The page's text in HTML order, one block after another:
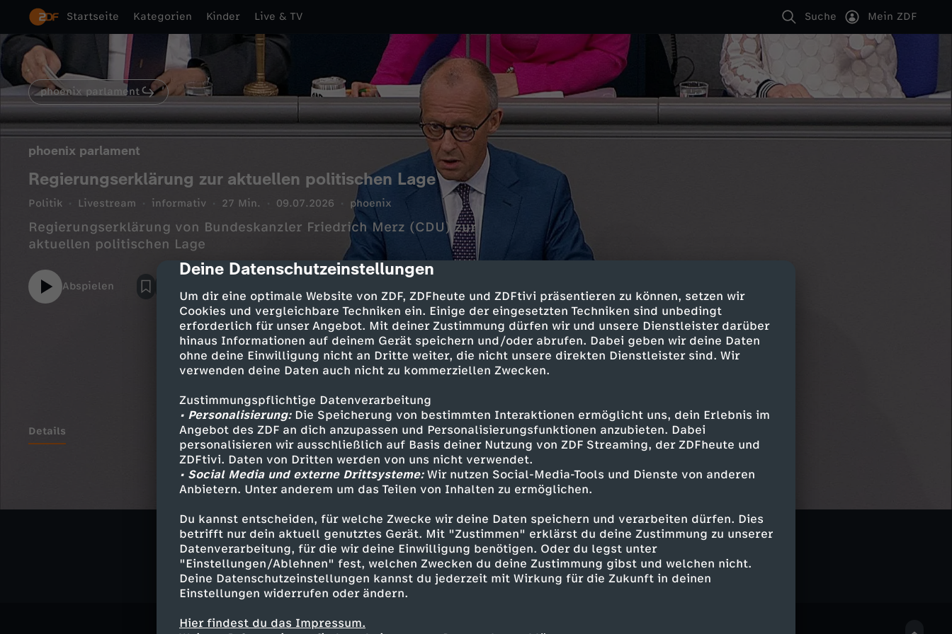
cmp-dialog-description
Deine Datenschutzeinstellungen
Um dir eine optimale Website von ZDF, ZDFheute und ZDFtivi präsentieren zu können, setzen wir
Cookies und vergleichbare Techniken ein. Einige der eingesetzten Techniken sind unbedingt
erforderlich für unser Angebot. Mit deiner Zustimmung dürfen wir und unsere Dienstleister darüber
hinaus Informationen auf deinem Gerät speichern und/oder abrufen. Dabei geben wir deine Daten
ohne deine Einwilligung nicht an Dritte weiter, die nicht unsere direkten Dienstleister sind. Wir
verwenden deine Daten auch nicht zu kommerziellen Zwecken.
Zustimmungspflichtige Datenverarbeitung
• Personalisierung:Die Speicherung von bestimmten Interaktionen ermöglicht uns, dein Erlebnis im
Angebot des ZDF an dich anzupassen und Personalisierungsfunktionen anzubieten. Dabei
personalisieren wir ausschließlich auf Basis deiner Nutzung von ZDF Streaming, der ZDFheute und
ZDFtivi. Daten von Dritten werden von uns nicht verwendet.
• Social Media und externe Drittsysteme:Wir nutzen Social-Media-Tools und Dienste von anderen
Anbietern. Unter anderem um das Teilen von Inhalten zu ermöglichen.
Du kannst entscheiden, für welche Zwecke wir deine Daten speichern und verarbeiten dürfen. Dies
betrifft nur dein aktuell genutztes Gerät. Mit "Zustimmen" erklärst du deine Zustimmung zu unserer
Datenverarbeitung, für die wir deine Einwilligung benötigen. Oder du legst unter
"Einstellungen/Ablehnen" fest, welchen Zwecken du deine Zustimmung gibst und welchen nicht.
Deine Datenschutzeinstellungen kannst du jederzeit mit Wirkung für die Zukunft in deinen
Einstellungen widerrufen oder ändern.
Hier findest du das Impressum.
Startseite Kategorien Kinder Live & TV Suche Mein ZDF
phoenix parlament
phoenix parlament
Regierungserklärung zur aktuellen politischen Lage
Politik Livestream informativ 27 Min. 09.07.2026 phoenix
Regierungserklärung von Bundeskanzler Friedrich Merz (CDU) zur
aktuellen politischen Lage
Abspielen
Details
Ähnliche Inhalte entdecken
Politik Livestream informativ phoenix parlament